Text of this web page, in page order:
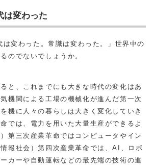
は変わった
は変わった。常識は変わった。」世界中の
のでないでしょうか。
と、これまでにも大きな時代の変化はあ
機関による工場の機械化が進んだ第一次
機に人々の暮らしは大きく変化していき
では、電力を用いた大量生産ができるよ
第三次産業革命ではコンピュータやイン
報社会）第四次産業革命では、AI、ロボ
カーや自動運転などの最先端の技術の進